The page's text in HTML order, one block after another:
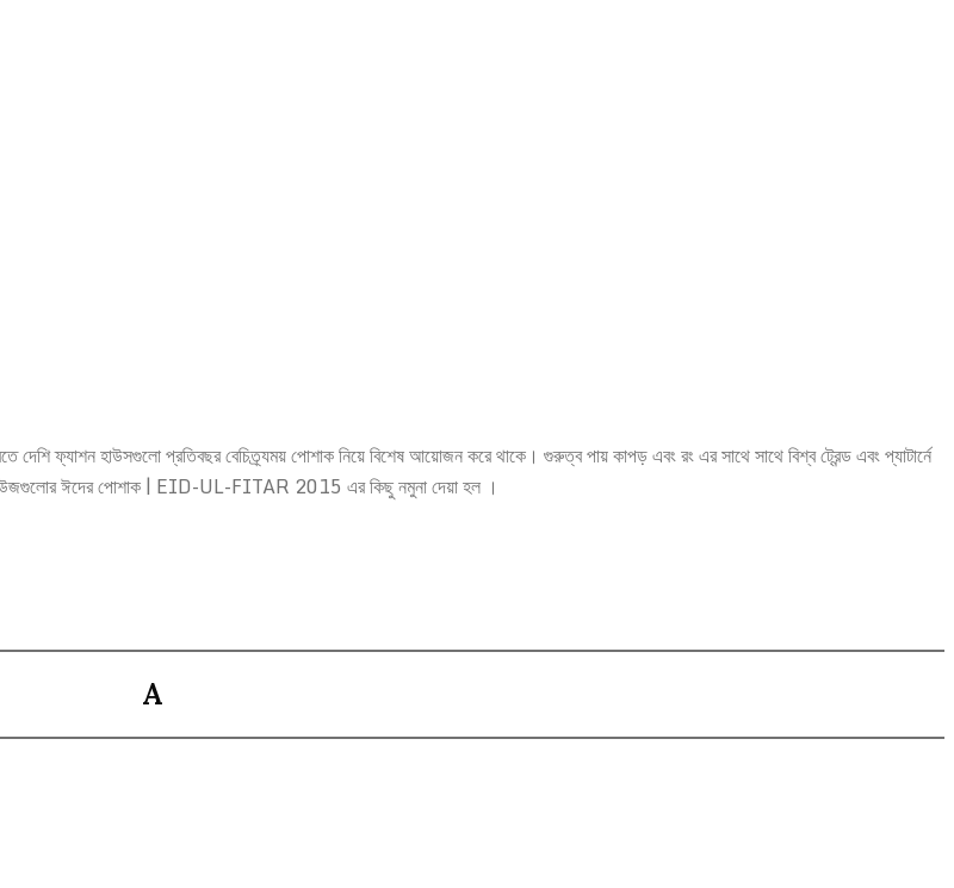
ফ্যাশন হাউসগুলো প্রতিবছর বেচিত্র্যময় পোশাক নিয়ে বিশেষ আয়োজন করে থাকে। গুরুত্ব পায় কাপড় এবং রং এর সাথে সাথে বিশ্ব ট্রেন্ড এবং প্যাটার্নে
হাউজগুলোর ঈদের পোশাক | EID-UL-FITAR 2015 এর কিছু নমুনা দেয়া হল ।
A